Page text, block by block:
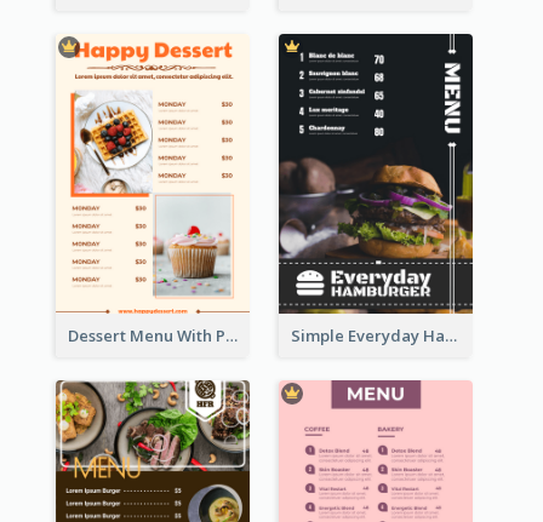
Dessert Menu With Photos Of Cakes Simple Everyday Hamburger Menu In Black